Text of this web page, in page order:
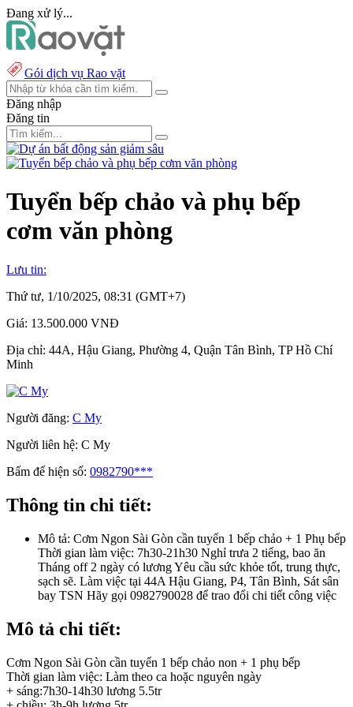
Đang xử lý...
Gói dịch vụ Rao vặt
Đăng nhập
Đăng tin
Tuyển bếp chảo và phụ bếp
cơm văn phòng
Lưu tin:
Thứ tư, 1/10/2025, 08:31 (GMT+7)
Giá: 13.500.000 VNĐ
Địa chỉ: 44A, Hậu Giang, Phường 4, Quận Tân Bình, TP Hồ Chí
Minh
Người đăng: C My
Người liên hệ: C My
Bấm để hiện số: 0982790***
Thông tin chi tiết:
Mô tả: Cơm Ngon Sài Gòn cần tuyển 1 bếp chảo + 1 Phụ bếp
Thời gian làm việc: 7h30-21h30 Nghỉ trưa 2 tiếng, bao ăn
Tháng off 2 ngày có lương Yêu cầu sức khỏe tốt, trung thực,
sạch sẽ. Làm việc tại 44A Hậu Giang, P4, Tân Bình, Sát sân
bay TSN Hãy gọi 0982790028 để trao đổi chi tiết công việc
Mô tả chi tiết:
Cơm Ngon Sài Gòn cần tuyển 1 bếp chảo non + 1 phụ bếp
Thời gian làm việc: Làm theo ca hoặc nguyên ngày
+ sáng:7h30-14h30 lương 5.5tr